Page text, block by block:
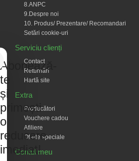
8.ANPC
9.Despre noi
10. Produs/ Prezentare/ Recomandari
Setări cookie-uri
Serviciu clienți
Contact
Returnări
Hartă site
Extra
Producători
Vouchere cadou
Afiliere
Oferte speciale
Contul meu
Abonează-
te
și
primești
o
reducere
imediat!